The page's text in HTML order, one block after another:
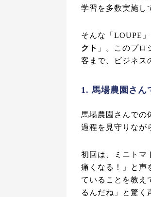
学習を多数実施し
そんな「LOUPE
クト 」。このプ
客まで、ビジネス
1. 馬場農園さん
馬場農園さんでの
過程を見守りなが
初回は、ミニトマ
痛くなる！」と声
ていることを教え
るんだね」と驚く